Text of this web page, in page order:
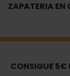
ZAPATERIA EN
CONSIGUE 5€